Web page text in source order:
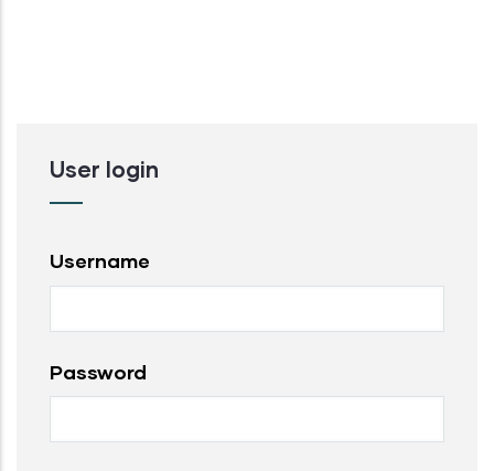
User login
Username
Password